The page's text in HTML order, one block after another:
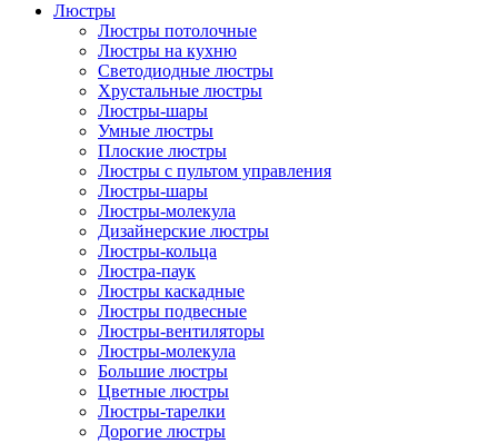
Люстры
Люстры потолочные
Люстры на кухню
Светодиодные люстры
Хрустальные люстры
Люстры-шары
Умные люстры
Плоские люстры
Люстры с пультом управления
Люстры-шары
Люстры-молекула
Дизайнерские люстры
Люстры-кольца
Люстра-паук
Люстры каскадные
Люстры подвесные
Люстры-вентиляторы
Люстры-молекула
Большие люстры
Цветные люстры
Люстры-тарелки
Дорогие люстры